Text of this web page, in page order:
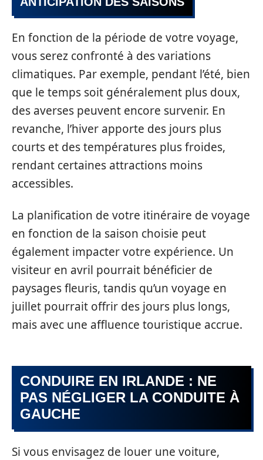
En fonction de la période de votre voyage,
vous serez confronté à des variations
climatiques. Par exemple, pendant l’été, bien
que le temps soit généralement plus doux,
des averses peuvent encore survenir. En
revanche, l’hiver apporte des jours plus
courts et des températures plus froides,
rendant certaines attractions moins
accessibles.
La planification de votre itinéraire de voyage
en fonction de la saison choisie peut
également impacter votre expérience. Un
visiteur en avril pourrait bénéficier de
paysages fleuris, tandis qu’un voyage en
juillet pourrait offrir des jours plus longs,
mais avec une affluence touristique accrue.
CONDUIRE EN IRLANDE : NE
PAS NÉGLIGER LA CONDUITE À
GAUCHE
Si vous envisagez de louer une voiture,